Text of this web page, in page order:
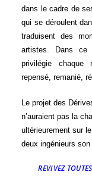
dans le cadre de
qui se déroulent
traduisent des
artistes. Dans ce
privilégie chaque
repensé, remanié,
Le projet des
n’auraient pas la
ultérieurement sur
deux ingénieurs
REVIVEZ